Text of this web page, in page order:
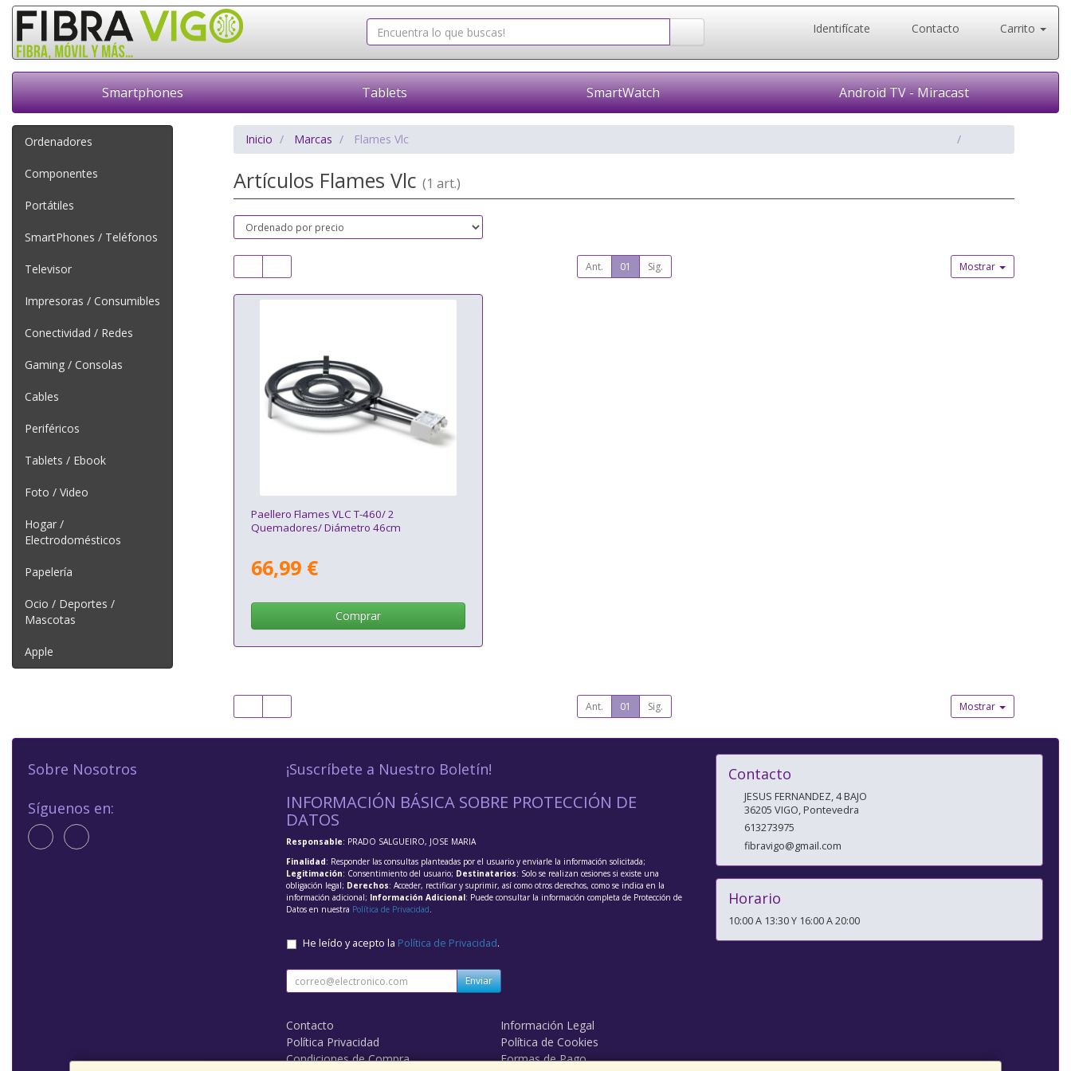
Identifícate Contacto Carrito
Smartphones Tablets SmartWatch Android TV - Miracast
Ordenadores
Componentes
Portátiles
SmartPhones / Teléfonos
Televisor
Impresoras / Consumibles
Conectividad / Redes
Gaming / Consolas
Cables
Periféricos
Tablets / Ebook
Foto / Video
Hogar /
Electrodomésticos
Papelería
Ocio / Deportes /
Mascotas
Apple
Inicio Marcas Flames Vlc
Artículos Flames Vlc (1 art.)
Ant. 01 Sig. Mostrar
Paellero Flames VLC T-460/ 2
Quemadores/ Diámetro 46cm
66,99 €
Comprar
Ant. 01 Sig. Mostrar
Sobre Nosotros
Síguenos en:
¡Suscríbete a Nuestro Boletín!
INFORMACIÓN BÁSICA SOBRE PROTECCIÓN DE
DATOS
Responsable: PRADO SALGUEIRO, JOSE MARIA
Finalidad: Responder las consultas planteadas por el usuario y enviarle la información solicitada;
Legitimación: Consentimiento del usuario; Destinatarios: Solo se realizan cesiones si existe una
obligación legal; Derechos: Acceder, rectificar y suprimir, así como otros derechos, como se indica en la
información adicional; Información Adicional: Puede consultar la información completa de Protección de
Datos en nuestra Política de Privacidad.
He leído y acepto la Política de Privacidad.
Enviar
Contacto
Información Legal
Política Privacidad
Política de Cookies
Condiciones de Compra
Formas de Pago
Contacto
JESUS FERNANDEZ, 4 BAJO
36205 VIGO,Pontevedra
613273975
fibravigo@gmail.com
Horario
10:00 A 13:30 Y 16:00 A 20:00